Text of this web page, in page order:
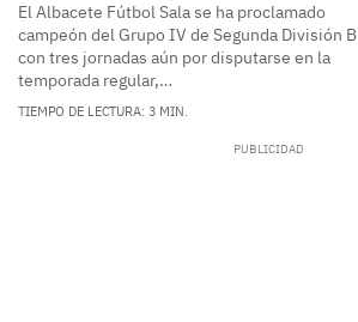
El Albacete Fútbol Sala se ha proclamado
campeón del Grupo IV de Segunda División B
con tres jornadas aún por disputarse en la
temporada regular,…
TIEMPO DE LECTURA: 3 MIN.